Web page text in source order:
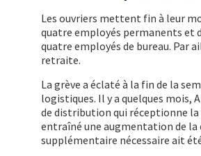
Les ouvriers mettent fin à leur
quatre employés permanents et
quatre employés de bureau. Par
retraite.
La grève a éclaté à la fin de la
logistiques. Il y a quelques mois,
de distribution qui réceptionne la
entraîné une augmentation de la
supplémentaire nécessaire ait